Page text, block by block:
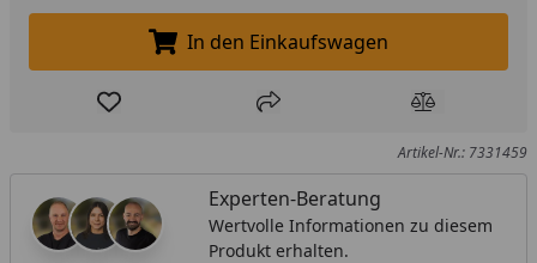
In den Einkaufswagen legen
In den Einkaufswagen
Produkt zur Wunschliste hinzufügen
Teilen Produkt
Artikel-Nr.: 7331459
Experten-Beratung
Wertvolle Informationen zu diesem
Produkt erhalten.